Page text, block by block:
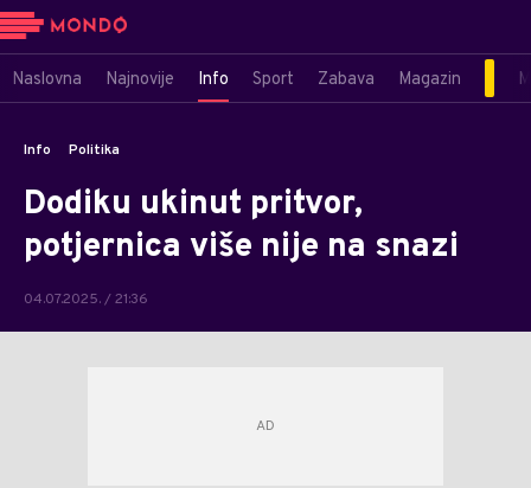
Naslovna Najnovije Info Sport Zabava Magazin
Info Politika
Dodiku ukinut pritvor,
potjernica više nije na snazi
04.07.2025. / 21:36